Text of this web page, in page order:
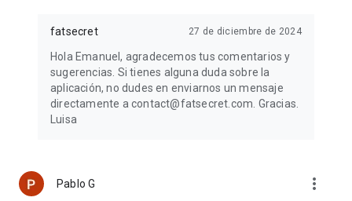
fatsecret 27 de diciembre de 2024
Hola Emanuel, agradecemos tus comentarios y
sugerencias. Si tienes alguna duda sobre la
aplicación, no dudes en enviarnos un mensaje
directamente a contact@fatsecret.com. Gracias.
Luisa
Pablo G more_vert